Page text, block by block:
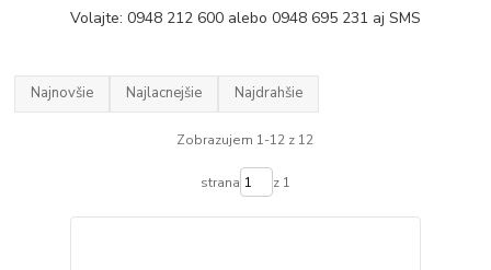
Volajte: 0948 212 600 alebo 0948 695 231 aj SMS
Najnovšie Najlacnejšie Najdrahšie
Zobrazujem 1-12 z 12
strana z 1